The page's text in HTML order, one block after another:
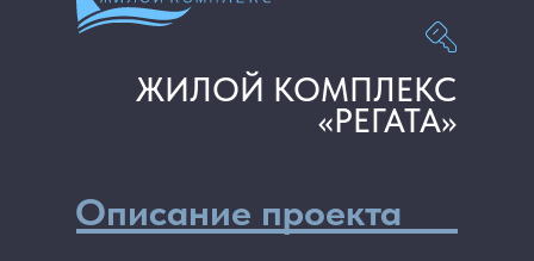
ЖИЛОЙ КОМПЛЕКС
«РЕГАТА»
Описание проекта